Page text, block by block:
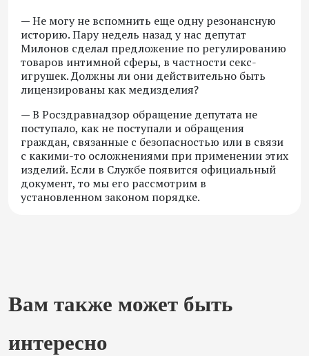
—Не могу не вспомнить еще одну резонансную
историю. Пару недель назад у нас депутат
Милонов сделал предложение по регулированию
товаров интимной сферы, в частности секс-
игрушек. Должны ли они действительно быть
лицензированы как медизделия?
— В Росздравнадзор обращение депутата не
поступало, как не поступали и обращения
граждан, связанные с безопасностью или в связи
с какими-то осложнениями при применении этих
изделий. Если в Службе появится официальный
документ, то мы его рассмотрим в
установленном законом порядке.
Вам также может быть
интересно